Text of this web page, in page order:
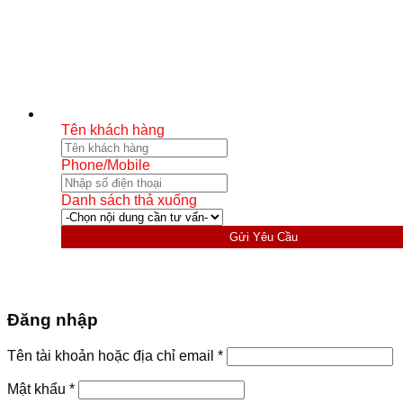
Tên khách hàng
Phone/Mobile
Danh sách thả xuống
Gửi Yêu Cầu
Đăng nhập
Tên tài khoản hoặc địa chỉ email *Bắt
buộc
Mật khẩu *Bắt
buộc